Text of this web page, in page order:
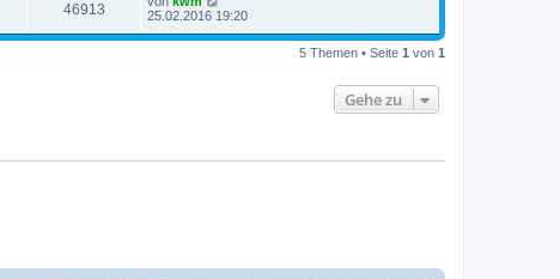
46913
25.02.2016 19:20
5 Themen • Seite 1 von 1
Gehe zu